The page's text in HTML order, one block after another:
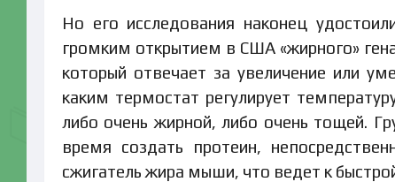
Но его исследования наконец
громким открытием в США «жирного»
который отвечает за увеличение или
каким термостат регулирует
либо очень жирной, либо очень тощей.
время создать протеин,
сжигатель жира мыши, что ведет к